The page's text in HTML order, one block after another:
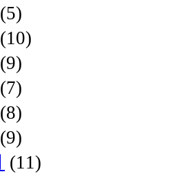
(5)
(10)
(9)
(7)
(8)
(9)
(11)